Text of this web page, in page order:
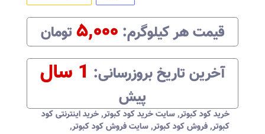
قیمت هرکیلوگرم:‌ ۵,۰۰۰تومان
آخرین تاریخ بروزرسانی:‌ 1 سال
پیش
خرید کود کبوتر,سایت خرید کود کبوتر,خرید اینترنتی کود
کبوتر,فروش کود کبوتر,سایت فروش کود کبوتر,